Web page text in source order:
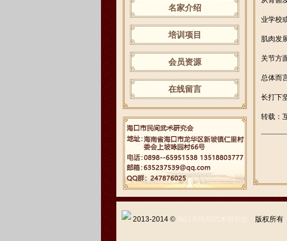
名家介绍
培训项目
会员资源
在线留言
业学校
肌肉发
关节方
总体而
长打下
转载：
2013-2014 © 版权所有